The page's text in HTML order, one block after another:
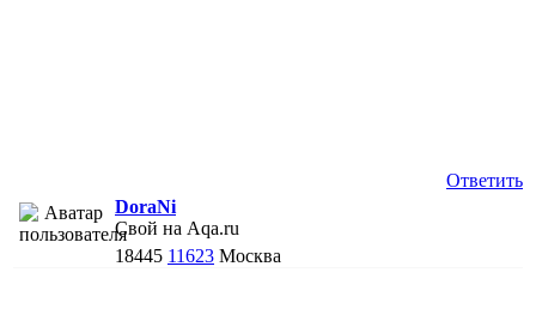
Ответить
DoraNi
Свой на Aqa.ru
18445 11623 Москва